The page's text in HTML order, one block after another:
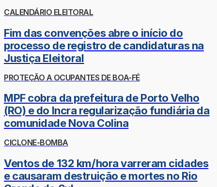
CALENDÁRIO ELEITORAL
Fim das convenções abre o início do
processo de registro de candidaturas na
Justiça Eleitoral
PROTEÇÃO A OCUPANTES DE BOA-FÉ
MPF cobra da prefeitura de Porto Velho
(RO) e do Incra regularização fundiária da
comunidade Nova Colina
CICLONE-BOMBA
Ventos de 132 km/hora varreram cidades
e causaram destruição e mortes no Rio